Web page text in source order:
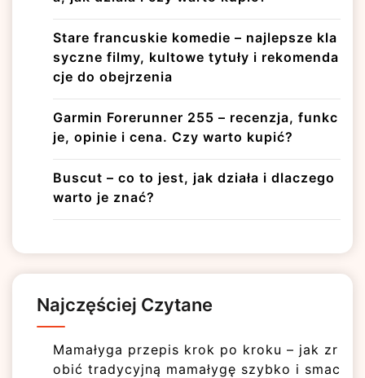
Stare francuskie komedie – najlepsze kla
syczne filmy, kultowe tytuły i rekomenda
cje do obejrzenia
Garmin Forerunner 255 – recenzja, funkc
je, opinie i cena. Czy warto kupić?
Buscut – co to jest, jak działa i dlaczego
warto je znać?
Najczęściej Czytane
Mamałyga przepis krok po kroku – jak zr
obić tradycyjną mamałygę szybko i smac